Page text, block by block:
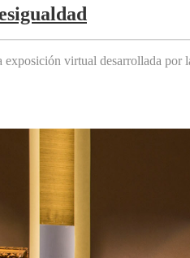
virtual desarrollada por